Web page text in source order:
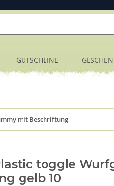
GUTSCHEINE
mit Beschriftung
toggle
gelb 10